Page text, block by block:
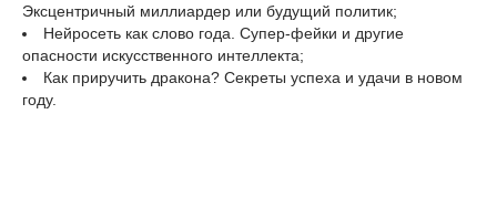
Эксцентричный миллиардер или будущий политик;
Нейросеть как слово года. Супер-фейки и другие
опасности искусственного интеллекта;
Как приручить дракона? Секреты успеха и удачи в новом
году.